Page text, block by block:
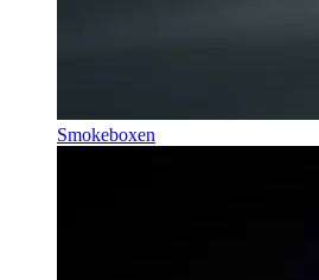
Smokeboxen